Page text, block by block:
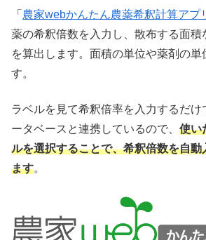
「 農家webかんたん農薬希釈計算アプ
薬の希釈倍数を入力し、散布する面積
を算出します。面積の単位や薬剤の単
す。
ラベルを見て希釈倍率を入力するだ
ータベースと連携しているので、 使い
ルを選択することで、希釈倍数を自動
ます。